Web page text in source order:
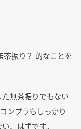
振り？ 的なことを
無茶振りでもない
ンプラもしっかり
、はずです。